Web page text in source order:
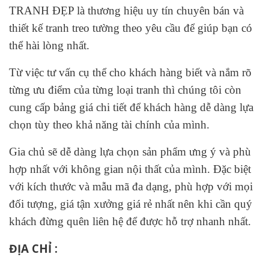
TRANH ĐẸP là thương hiệu uy tín chuyên bán và
thiết kế tranh treo tường theo yêu cầu để giúp bạn có
thể hài lòng nhất.
Từ việc tư vấn cụ thể cho khách hàng biết và nắm rõ
từng ưu điểm của từng loại tranh thì chúng tôi còn
cung cấp bảng giá chi tiết để khách hàng dễ dàng lựa
chọn tùy theo khả năng tài chính của mình.
Gia chủ sẽ dễ dàng lựa chọn sản phẩm ưng ý và phù
hợp nhất với không gian nội thất của mình. Đặc biệt
với kích thước và mẫu mã đa dạng, phù hợp với mọi
đối tượng, giá tận xưởng giá rẻ nhất nên khi cần quý
khách đừng quên liên hệ để được hỗ trợ nhanh nhất.
ĐỊA CHỈ :